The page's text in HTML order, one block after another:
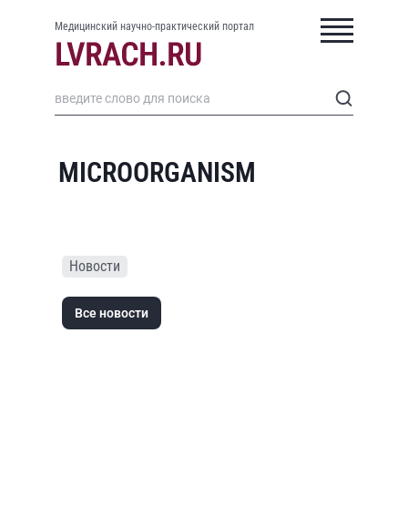
Медицинский научно-практический портал
MICROORGANISM
Новости
Все новости